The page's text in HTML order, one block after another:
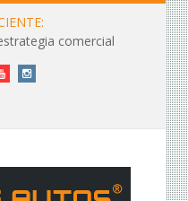
comercial
YouTubeInstagram